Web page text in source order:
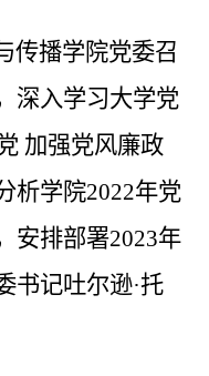
传播学院党委召
深入学习大学党
加强党风廉政
析学院2022年党
安排部署2023年
书记吐尔逊·托